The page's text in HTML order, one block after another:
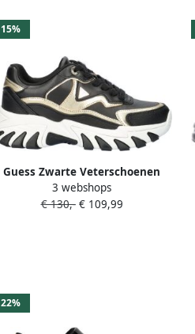
15%
Guess Zwarte Veterschoenen
Dames Herfst Winter Multicolor
Dames
3 webshops
€ 130,-€ 109,99
22%